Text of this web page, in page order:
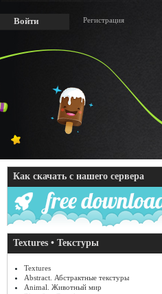
Войти Регистрация
Как скачать с нашего сервера
Textures • Текстуры
Textures
Abstract. Абстрактные текстуры
Animal. Животный мир